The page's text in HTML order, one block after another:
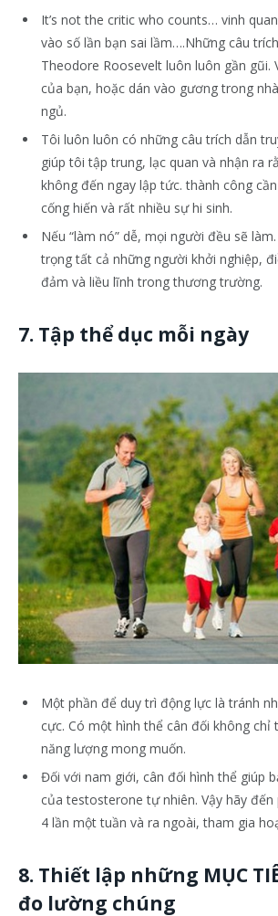
It’s not the critic who counts… vinh
vào số lần bạn sai lầm….Những câu
Theodore Roosevelt luôn luôn gần gũi.
của bạn, hoặc dán vào gương trong
ngủ.
Tôi luôn luôn có những câu trích dẫn
giúp tôi tập trung, lạc quan và nhận ra
không đến ngay lập tức. thành công
cống hiến và rất nhiều sự hi sinh.
Nếu “làm nó” dễ, mọi người đều sẽ
trọng tất cả những người khởi nghiệp,
đảm và liều lĩnh trong thương trường.
7. Tập thể dục mỗi ngày
Một phần để duy trì động lực là tránh
cực. Có một hình thể cân đối không chỉ
năng lượng mong muốn.
Đối với nam giới, cân đối hình thể giúp
của testosterone tự nhiên. Vậy hãy
4 lần một tuần và ra ngoài, tham gia
8. Thiết lập những MỤC
đo lường chúng